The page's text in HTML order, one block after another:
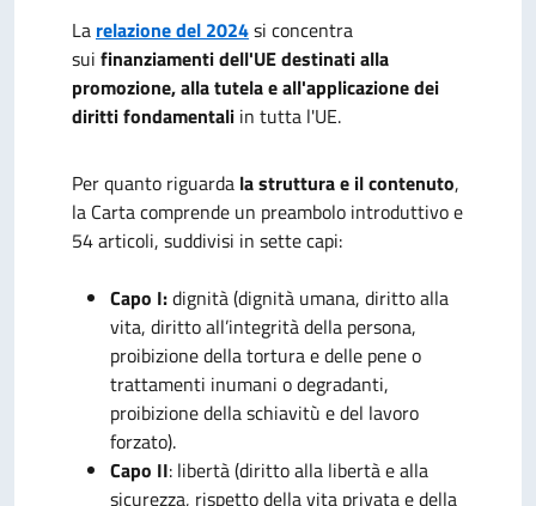
La relazione del 2024si concentra
sui finanziamenti dell'UE destinati alla
promozione, alla tutela e all'applicazione dei
diritti fondamentali in tutta l'UE.
Per quanto riguarda la struttura e il contenuto,
la Carta comprende un preambolo introduttivo e
54 articoli, suddivisi in sette capi:
Capo I:dignità (dignità umana, diritto alla
vita, diritto all’integrità della persona,
proibizione della tortura e delle pene o
trattamenti inumani o degradanti,
proibizione della schiavitù e del lavoro
forzato).
Capo II: libertà (diritto alla libertà e alla
sicurezza, rispetto della vita privata e della